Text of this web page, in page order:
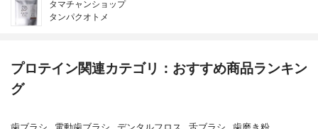
タマチャンショップ
タンパクオトメ
プロテイン関連カテゴリ：おすすめ商品ランキン
グ